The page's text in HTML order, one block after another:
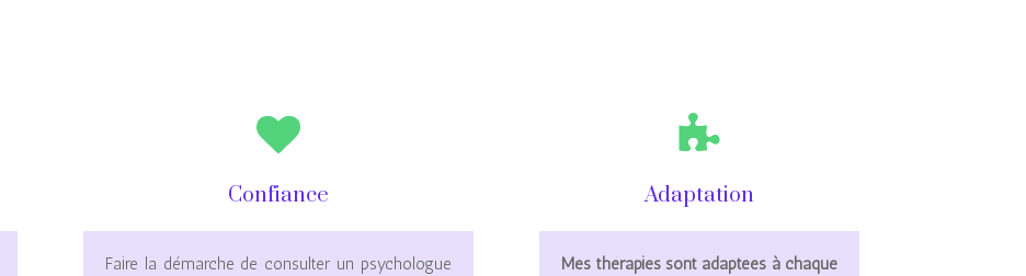
Confiance
Faire la démarche de consulter un psychologue
Adaptation
Mes thérapies sont adaptées à chaque